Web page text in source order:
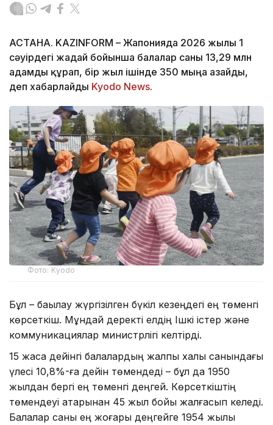
АСТАНА. KAZINFORM – Жапонияда 2026 жылғы 1
сәуірдегі жағдай бойынша балалар саны 13,29 млн
адамды құрап, бір жыл ішінде 350 мыңға азайды,
деп хабарлайды Kyodo News.
Фото: Kyodo
Бұл – бақылау жүргізілген бүкіл кезеңдегі ең төменгі
көрсеткіш. Мұндай деректі елдің Ішкі істер және
коммуникациялар министрлігі келтірді.
15 жасқа дейінгі балалардың жалпы халық санындағы
үлесі 10,8%-ға дейін төмендеді – бұл да 1950
жылдан бергі ең төменгі деңгей. Көрсеткіштің
төмендеуі қатарынан 45 жыл бойы жалғасып келеді.
Балалар саны ең жоғары деңгейге 1954 жылы